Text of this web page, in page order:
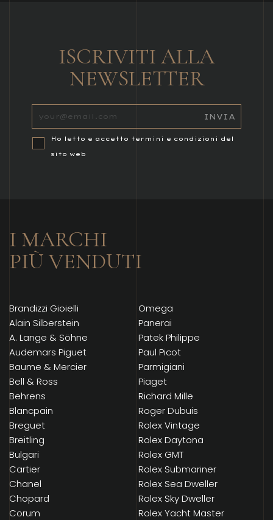
ISCRIVITI ALLA
NEWSLETTER
Ho letto e accetto termini e condizioni del
sito web
I MARCHI
PIÙ VENDUTI
Brandizzi Gioielli
Alain Silberstein
A. Lange & Söhne
Audemars Piguet
Baume & Mercier
Bell & Ross
Behrens
Blancpain
Breguet
Breitling
Bulgari
Cartier
Chanel
Chopard
Corum
Omega
Panerai
Patek Philippe
Paul Picot
Parmigiani
Piaget
Richard Mille
Roger Dubuis
Rolex Vintage
Rolex Daytona
Rolex GMT
Rolex Submariner
Rolex Sea Dweller
Rolex Sky Dweller
Rolex Yacht Master